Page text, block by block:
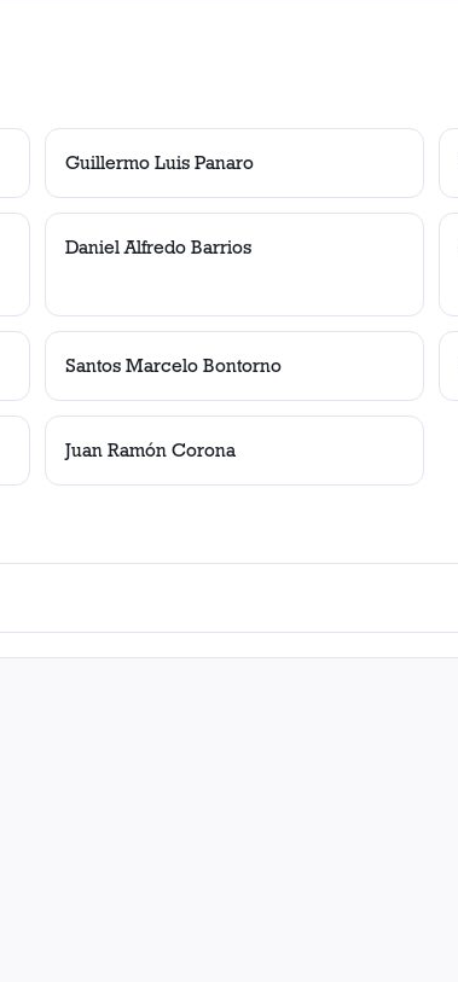
Guillermo Luis Panaro
Daniel Alfredo Barrios
Santos Marcelo Bontorno
Juan Ramón Corona